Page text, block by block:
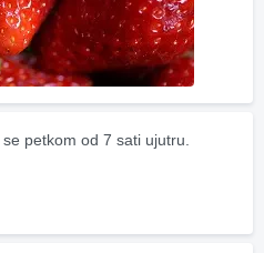
petkom od 7 sati ujutru.